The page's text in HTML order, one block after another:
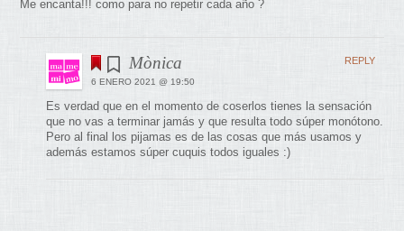
Me encanta!!! como para no repetir cada año ?
Mònica
6 ENERO 2021 @ 19:50
Es verdad que en el momento de coserlos tienes la sensación
que no vas a terminar jamás y que resulta todo súper monótono.
Pero al final los pijamas es de las cosas que más usamos y
además estamos súper cuquis todos iguales :)
REPLY